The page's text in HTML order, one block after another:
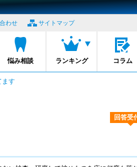
悩み相談 ランキング コラム
わせ サイトマップ
す
回答受